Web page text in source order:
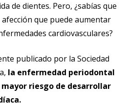
de dientes. Pero, ¿sabías que
que puede aumentar
cardiovasculares?
publicado por la Sociedad
la enfermedad periodontal
mayor riesgo de desarrollar